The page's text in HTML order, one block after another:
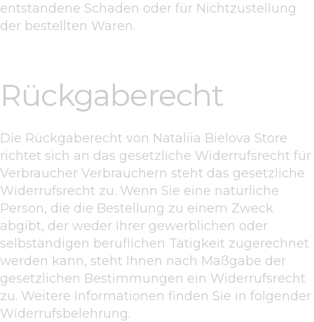
entstandene Schaden oder für Nichtzustellung
der bestellten Waren.
Rückgaberecht
Die Rückgaberecht von Nataliia Bielova Store
richtet sich an das gesetzliche Widerrufsrecht für
Verbraucher Verbrauchern steht das gesetzliche
Widerrufsrecht zu. Wenn Sie eine natürliche
Person, die die Bestellung zu einem Zweck
abgibt, der weder Ihrer gewerblichen oder
selbständigen beruflichen Tätigkeit zugerechnet
werden kann, steht Ihnen nach Maßgabe der
gesetzlichen Bestimmungen ein Widerrufsrecht
zu. Weitere Informationen finden Sie in folgender
Widerrufsbelehrung.